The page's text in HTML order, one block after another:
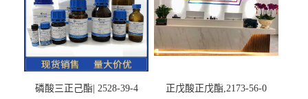
磷酸三正己酯| 2528-39-4 正戊酸正戊酯,2173-56-0